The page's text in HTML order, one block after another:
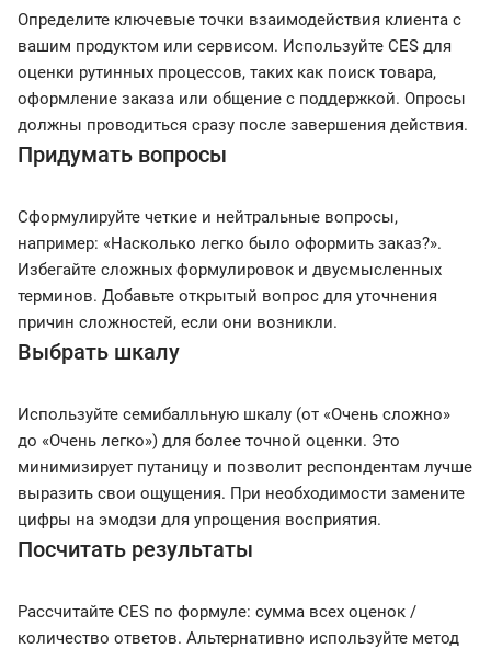
Определите ключевые точки взаимодействия клиента с
вашим продуктом или сервисом. Используйте CES для
оценки рутинных процессов, таких как поиск товара,
оформление заказа или общение с поддержкой. Опросы
должны проводиться сразу после завершения действия.
Придумать вопросы
Сформулируйте четкие и нейтральные вопросы,
например: «Насколько легко было оформить заказ?».
Избегайте сложных формулировок и двусмысленных
терминов. Добавьте открытый вопрос для уточнения
причин сложностей, если они возникли.
Выбрать шкалу
Используйте семибалльную шкалу (от «Очень сложно»
до «Очень легко») для более точной оценки. Это
минимизирует путаницу и позволит респондентам лучше
выразить свои ощущения. При необходимости замените
цифры на эмодзи для упрощения восприятия.
Посчитать результаты
Рассчитайте CES по формуле: сумма всех оценок /
количество ответов. Альтернативно используйте метод